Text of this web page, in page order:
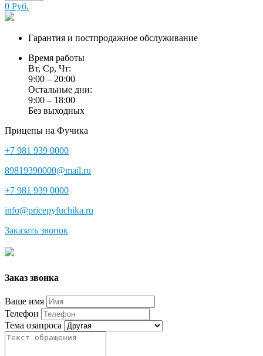
0 Руб.
Гарантия и постпродажное обслуживание
Время работы
Вт, Ср, Чт:
9:00 – 20:00
Остальные дни:
9:00 – 18:00
Без выходных
Прицепы на Фучика
+7 981 939 0000
89819390000@mail.ru
+7 981 939 0000
info@pricepyfuchika.ru
Заказать звонок
Заказ звонка
Ваше имя
Телефон
Тема озапроса